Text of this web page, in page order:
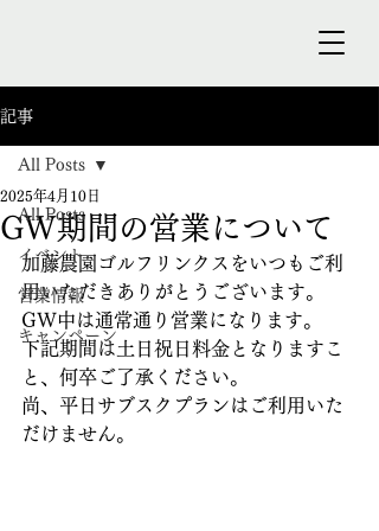
記事
All Posts
イベント
営業情報
キャンペーン
All Posts
GW期間の営業について
2025年4月10日
加藤農園ゴルフリンクスをいつもご利
用いただきありがとうございます。
GW中は通常通り営業になります。
下記期間は土日祝日料金となりますこ
と、何卒ご了承ください。
尚、平日サブスクプランはご利用いた
だけません。